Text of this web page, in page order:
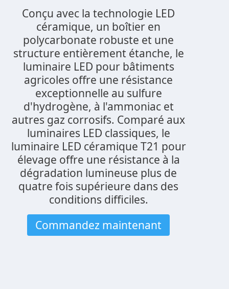
Conçu avec la technologie LED
céramique, un boîtier en
polycarbonate robuste et une
structure entièrement étanche, le
luminaire LED pour bâtiments
agricoles offre une résistance
exceptionnelle au sulfure
d'hydrogène, à l'ammoniac et
autres gaz corrosifs. Comparé aux
luminaires LED classiques, le
luminaire LED céramique T21 pour
élevage offre une résistance à la
dégradation lumineuse plus de
quatre fois supérieure dans des
conditions difficiles.
Commandez maintenant